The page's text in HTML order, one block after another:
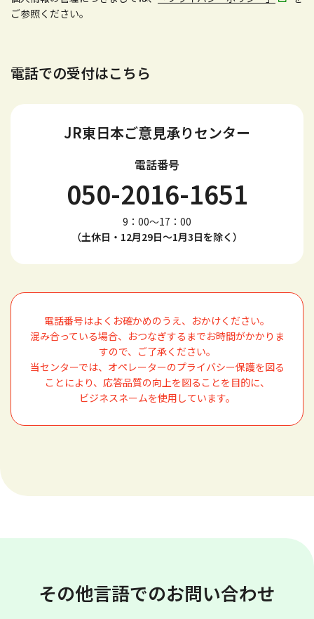
ご参照ください。
電話での受付はこちら
JR東日本ご意見承りセンター
電話番号
050-2016-1651
9：00～17：00
（土休日・12月29日～1月3日を除く）
電話番号はよくお確かめのうえ、おかけください。
混み合っている場合、おつなぎするまでお時間がかかりま
すので、ご了承ください。
当センターでは、オペレーターのプライバシー保護を図る
ことにより、応答品質の向上を図ることを目的に、
ビジネスネームを使用しています。
その他言語でのお問い合わせ